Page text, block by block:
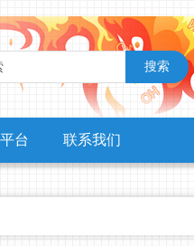
搜索
台 联系我们